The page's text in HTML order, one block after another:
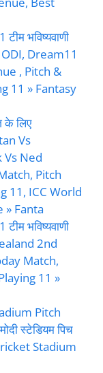
भविष्यवाणी
Dream11
, Pitch &
11 » Fantasy
लिए
Vs
Vs Ned
Pitch
11, ICC World
» Fanta
भविष्यवाणी
2nd
Match,
11 »
Pitch
स्टेडियम पिच
Stadium